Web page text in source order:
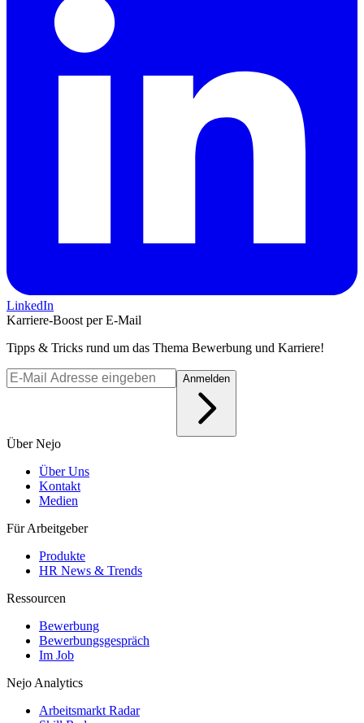
LinkedIn
Karriere-Boost per E-Mail
Tipps & Tricks rund um das Thema Bewerbung und Karriere!
Anmelden
Über Nejo
Über Uns
Kontakt
Medien
Für Arbeitgeber
Produkte
HR News & Trends
Ressourcen
Bewerbung
Bewerbungsgespräch
Im Job
Nejo Analytics
Arbeitsmarkt Radar